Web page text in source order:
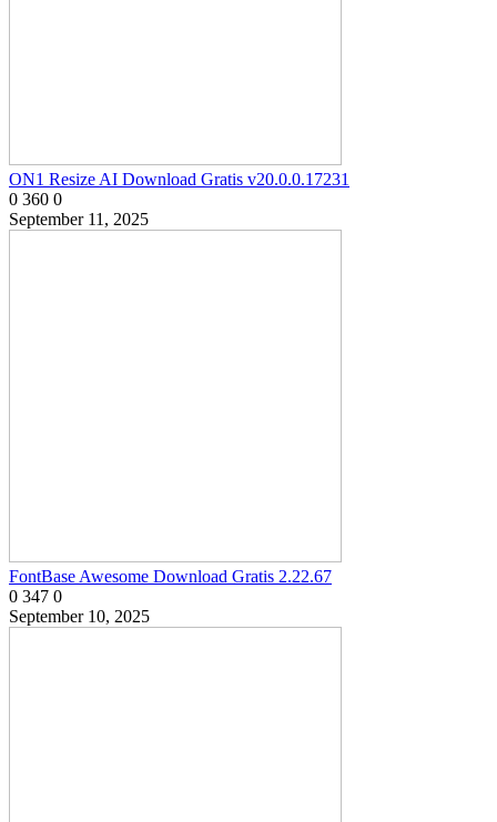
ON1 Resize AI Download Gratis v20.0.0.17231
0 360 0
September 11, 2025
FontBase Awesome Download Gratis 2.22.67
0 347 0
September 10, 2025